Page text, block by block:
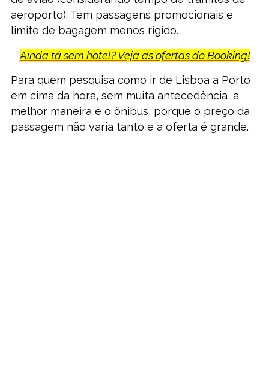
aeroporto). Tem passagens promocionais e
limite de bagagem menos rígido.
Ainda tá sem hotel? Veja as ofertas do Booking!
Para quem pesquisa como ir de Lisboa a Porto
em cima da hora, sem muita antecedência, a
melhor maneira é o ônibus, porque o preço da
passagem não varia tanto e a oferta é grande.